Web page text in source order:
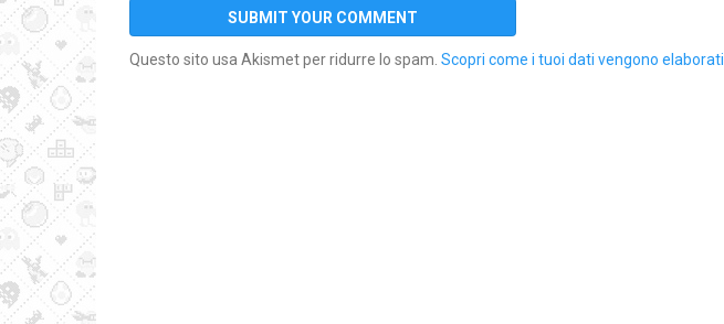
Questo sito usa Akismet per ridurre lo spam. Scopri come i tuoi dati vengono elaborati